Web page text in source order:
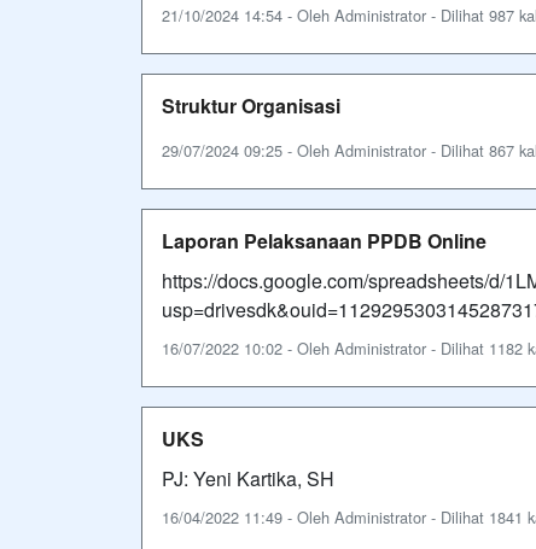
21/10/2024 14:54 - Oleh Administrator - Dilihat 987
Struktur Organisasi
29/07/2024 09:25 - Oleh Administrator - Dilihat 867
Laporan Pelaksanaan PPDB Online
https://docs.google.com/spreadsheets/d/
16/07/2022 10:02 - Oleh Administrator - Dilihat 1182
UKS
PJ: Yeni Kartika, SH
16/04/2022 11:49 - Oleh Administrator - Dilihat 1841